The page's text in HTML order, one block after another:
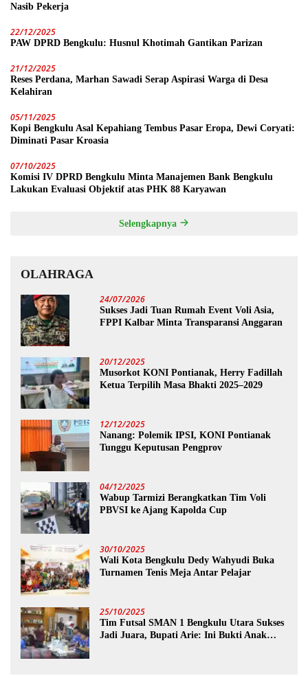
Nasib Pekerja
22/12/2025
PAW DPRD Bengkulu: Husnul Khotimah Gantikan Parizan
21/12/2025
Reses Perdana, Marhan Sawadi Serap Aspirasi Warga di Desa
Kelahiran
05/11/2025
Kopi Bengkulu Asal Kepahiang Tembus Pasar Eropa, Dewi Coryati:
Diminati Pasar Kroasia
07/10/2025
Komisi IV DPRD Bengkulu Minta Manajemen Bank Bengkulu
Lakukan Evaluasi Objektif atas PHK 88 Karyawan
Selengkapnya
OLAHRAGA
24/07/2026
Sukses Jadi Tuan Rumah Event Voli Asia,
FPPI Kalbar Minta Transparansi Anggaran
20/12/2025
Musorkot KONI Pontianak, Herry Fadillah
Ketua Terpilih Masa Bhakti 2025–2029
12/12/2025
Nanang: Polemik IPSI, KONI Pontianak
Tunggu Keputusan Pengprov
04/12/2025
Wabup Tarmizi Berangkatkan Tim Voli
PBVSI ke Ajang Kapolda Cup
30/10/2025
Wali Kota Bengkulu Dedy Wahyudi Buka
Turnamen Tenis Meja Antar Pelajar
25/10/2025
Tim Futsal SMAN 1 Bengkulu Utara Sukses
Jadi Juara, Bupati Arie: Ini Bukti Anak